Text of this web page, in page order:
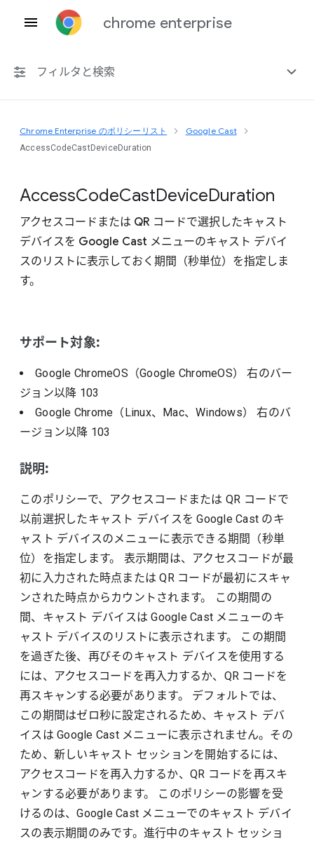
chrome enterprise
フィルタと検索
プラットフォーム共通
非推奨ポリシーを含める
Chrome Enterprise のポリシーリスト Google Cast
AccessCodeCastDeviceDuration
AccessCodeCastDeviceDuration
アクセスコードまたは QR コードで選択したキャスト
デバイスを Google Cast メニューのキャスト デバイ
スのリストに表示しておく期間（秒単位）を指定しま
す。
サポート対象:
Google ChromeOS（Google ChromeOS）右のバー
ジョン以降 103
Google Chrome（Linux、Mac、Windows）右のバ
ージョン以降 103
説明:
このポリシーで、アクセスコードまたは QR コードで
以前選択したキャスト デバイスを Google Cast のキ
ャスト デバイスのメニューに表示できる期間（秒単
位）を指定します。 表示期間は、アクセスコードが最
初に入力された時点または QR コードが最初にスキャ
ンされた時点からカウントされます。 この期間の
間、キャスト デバイスは Google Cast メニューのキ
ャスト デバイスのリストに表示されます。 この期間
を過ぎた後、再びそのキャスト デバイスを使用する
には、アクセスコードを再入力するか、QR コードを
再スキャンする必要があります。 デフォルトでは、
この期間はゼロ秒に設定されるため、キャスト デバ
イスは Google Cast メニューに表示されません。その
ため、新しいキャスト セッションを開始するには、
アクセスコードを再入力するか、QR コードを再スキ
ャンする必要があります。 このポリシーの影響を受
けるのは、Google Cast メニューでのキャスト デバイ
スの表示期間のみです。進行中のキャスト セッショ